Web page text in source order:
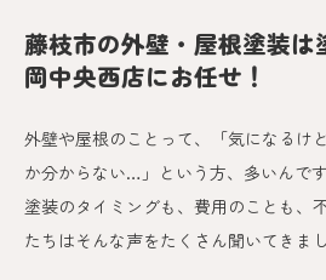
藤枝市の外壁・屋根塗装
岡中央西店にお任せ！
外壁や屋根のことって、「気になるけ
か分からない…」という方、多いんです
塗装のタイミングも、費用のことも、
たちはそんな声をたくさん聞いてきまし